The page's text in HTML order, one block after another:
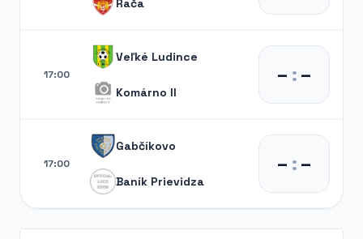
Rača
17:00
Veľké Ludince
Komárno II
– :–
17:00
Gabčíkovo
Baník Prievidza
– :–